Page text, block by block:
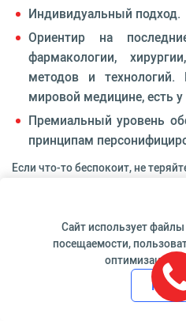
Индивидуальный подход.
Ориентир на
фармакологии,
методов и
мировой медицине, есть у
Премиальный уровень
принципам
Если что-то беспокоит, не
готовы поставить диагноз и
Адрес клиники:
г. Москва, 2-й Тверской-
Сайт использует файлы
посещаемости,
оптимизации